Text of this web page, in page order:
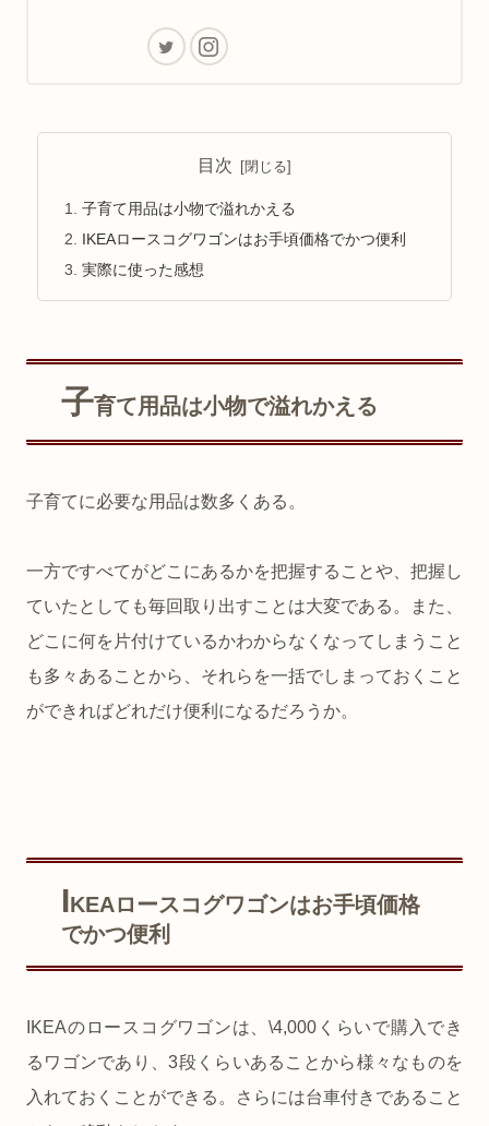
目次
子育て用品は小物で溢れかえる
IKEAロースコグワゴンはお手頃価格でかつ便利
実際に使った感想
子育て用品は小物で溢れかえる
子育てに必要な用品は数多くある。
一方ですべてがどこにあるかを把握することや、把握し
ていたとしても毎回取り出すことは大変である。また、
どこに何を片付けているかわからなくなってしまうこと
も多々あることから、それらを一括でしまっておくこと
ができればどれだけ便利になるだろうか。
IKEAロースコグワゴンはお手頃価格
でかつ便利
IKEAのロースコグワゴンは、\4,000くらいで購入でき
るワゴンであり、3段くらいあることから様々なものを
入れておくことができる。さらには台車付きであること